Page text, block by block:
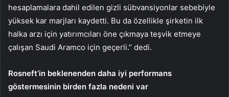
hesaplamalara dahil edilen gizli sübvansiyonlar sebebiyle
yüksek kar marjları kaydetti. Bu da özellikle şirketin ilk
halka arzı için yatırımcıları öne çıkmaya teşvik etmeye
çalışan Saudi Aramco için geçerli.” dedi.
Rosneft’in beklenenden daha iyi performans
göstermesinin birden fazla nedeni var